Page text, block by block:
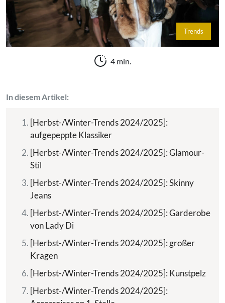
Trends
4 min.
In diesem Artikel:
[Herbst-/Winter-Trends 2024/2025]:
aufgepeppte Klassiker
[Herbst-/Winter-Trends 2024/2025]: Glamour-
Stil
[Herbst-/Winter-Trends 2024/2025]: Skinny
Jeans
[Herbst-/Winter-Trends 2024/2025]: Garderobe
von Lady Di
[Herbst-/Winter-Trends 2024/2025]: großer
Kragen
[Herbst-/Winter-Trends 2024/2025]: Kunstpelz
[Herbst-/Winter-Trends 2024/2025]: